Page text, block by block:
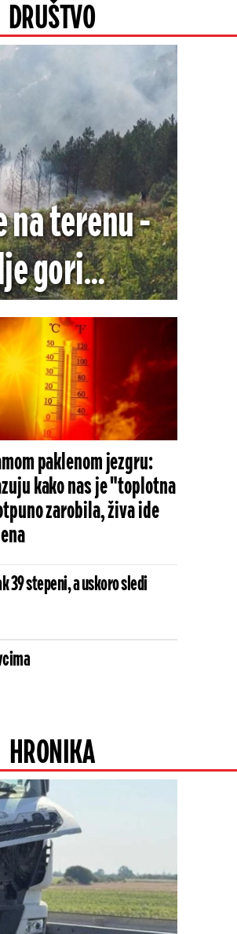
DRUŠTVO
terenu -
gori
paklenom jezgru:
kako nas je "toplotna
zarobila, živa ide
39 stepeni, a uskoro sledi
HRONIKA